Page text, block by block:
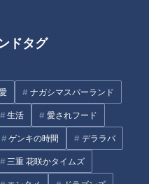
ドタグ
ナガシマスパーランド
生活 愛されフード
ゲンキの時間 デララバ
三重 花咲かタイムズ
輝昭
弘紀